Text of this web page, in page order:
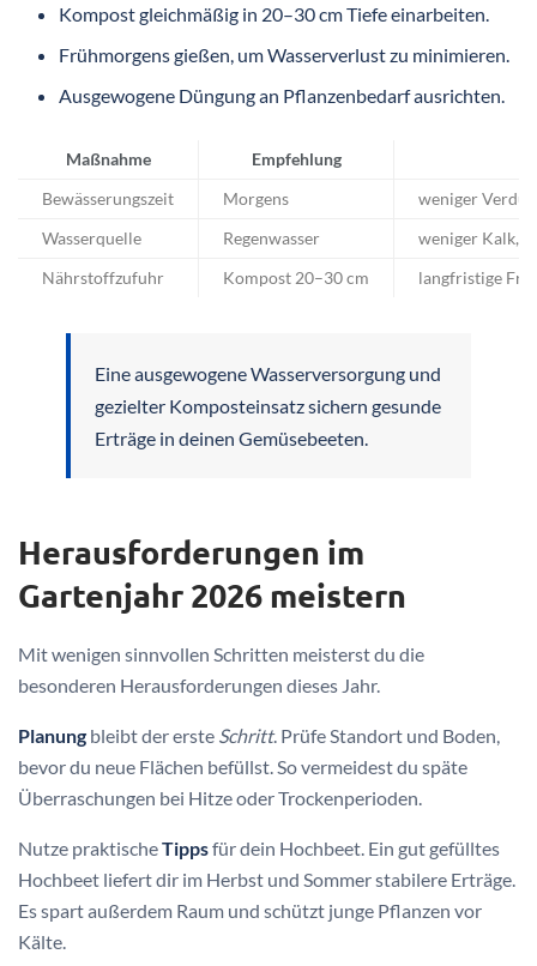
Kompost gleichmäßig in 20–30 cm Tiefe einarbeiten.
Frühmorgens gießen, um Wasserverlust zu minimieren.
Ausgewogene Düngung an Pflanzenbedarf ausrichten.
Maßnahme Empfehlung
Bewässerungszeit Morgens weniger
Wasserquelle Regenwasser weniger Kalk,
Nährstoffzufuhr Kompost 20–30 cm langfristige
Eine ausgewogene Wasserversorgung und
gezielter Komposteinsatz sichern gesunde
Erträge in deinen Gemüsebeeten.
Herausforderungen im
Gartenjahr 2026 meistern
Mit wenigen sinnvollen Schritten meisterst du die
besonderen Herausforderungen dieses Jahr.
Planung bleibt der erste Schritt. Prüfe Standort und Boden,
bevor du neue Flächen befüllst. So vermeidest du späte
Überraschungen bei Hitze oder Trockenperioden.
Nutze praktischeTippsfür dein Hochbeet. Ein gut gefülltes
Hochbeet liefert dir im Herbst und Sommer stabilere Erträge.
Es spart außerdem Raum und schützt junge Pflanzen vor
Kälte.